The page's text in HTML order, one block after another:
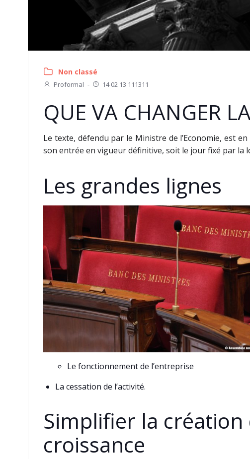
Non classé
Proformal - 14 02 13 111311
QUE VA CHANGER
Le texte, défendu par le Ministre de l’Economie, est
son entrée en vigueur définitive, soit le jour fixé par la
Les grandes lignes
Le fonctionnement de l’entreprise
La cessation de l’activité.
Simplifier la
croissance